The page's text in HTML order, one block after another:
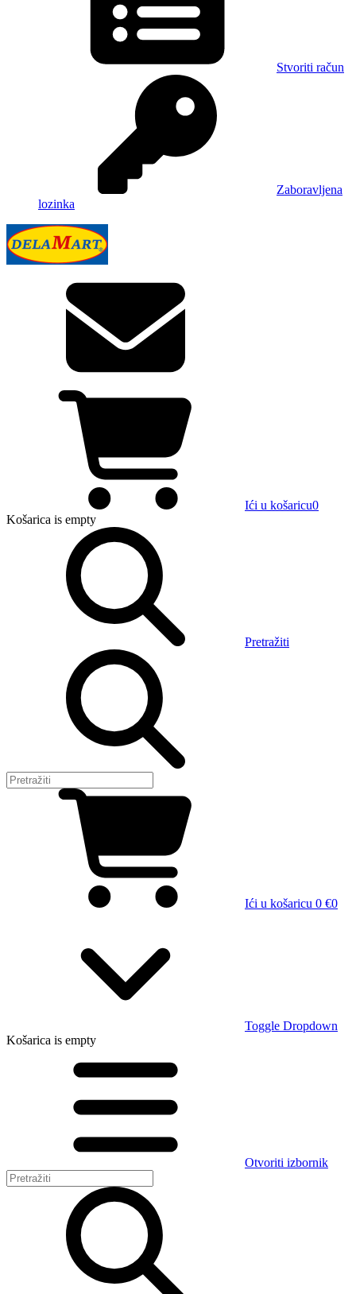
Stvoriti račun
Zaboravljena
lozinka
Ići u košaricu0
Košarica is empty
Pretražiti
Ići u košaricu 0 €0
Toggle Dropdown
Košarica is empty
Otvoriti izbornik